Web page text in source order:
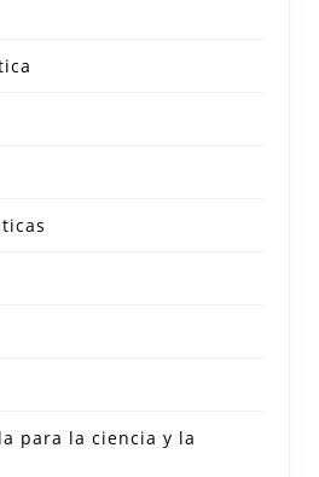
para la ciencia y la